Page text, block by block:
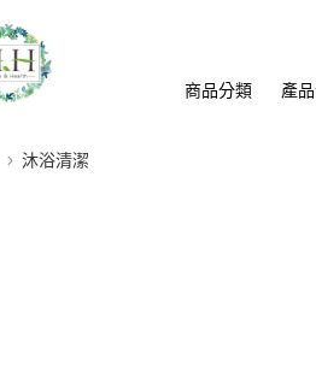
商品分類 產
沐浴清潔